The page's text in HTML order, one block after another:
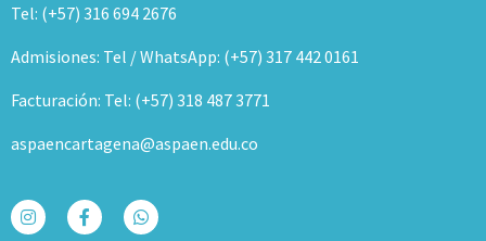
Tel: (+57) 316 694 2676
Admisiones: Tel / WhatsApp: (+57) 317 442 0161
Facturación: Tel: (+57) 318 487 3771
aspaencartagena@aspaen.edu.co